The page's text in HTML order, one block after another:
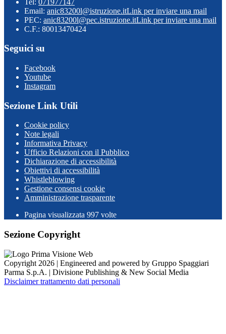
Email: anic83200l@istruzione.itLink per inviare una mail
PEC: anic83200l@pec.istruzione.itLink per inviare una mail
C.F.: 80013470424
Seguici su
Facebook
Youtube
Instagram
Sezione Link Utili
Cookie policy
Note legali
Informativa Privacy
Ufficio Relazioni con il Pubblico
Dichiarazione di accessibilità
Obiettivi di accessibilità
Whistleblowing
Gestione consensi cookie
Amministrazione trasparente
Pagina visualizzata 997 volte
Sezione Copyright
Copyright 2026 | Engineered and powered by Gruppo Spaggiari
Parma S.p.A. | Divisione Publishing & New Social Media
Disclaimer trattamento dati personali